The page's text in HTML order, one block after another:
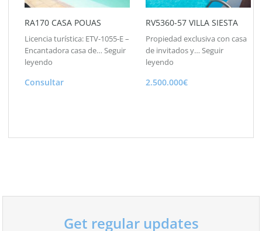
RA170 CASA POUAS
Licencia turística: ETV-1055-E –
Encantadora casa de… Seguir
leyendo
Consultar
RV5360-57 VILLA SIESTA
Propiedad exclusiva con casa
de invitados y… Seguir
leyendo
2.500.000€
Get regular updates